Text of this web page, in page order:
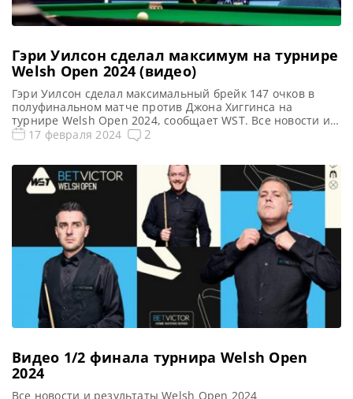
Гэри Уилсон сделал максимум на турнире
Welsh Open 2024 (видео)
Гэри Уилсон сделал максимальный брейк 147 очков в
полуфинальном матче против Джона Хиггинса на
турнире Welsh Open 2024, сообщает WST. Все новости и
результаты Welsh Open 2024 Квалификация Welsh Open
опросы Welsh Open 2024 Видео Welsh Open 2024 Гэри
Уилсон сделал […]
17 февраля 2024 2
Видео 1/2 финала турнира Welsh Open
2024
Все новости и результаты Welsh Open 2024